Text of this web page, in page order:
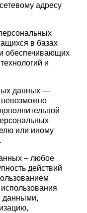
адресу
в базах
обеспечивающих
и
данных —
невозможно
или иному
– любое
действий
данными,